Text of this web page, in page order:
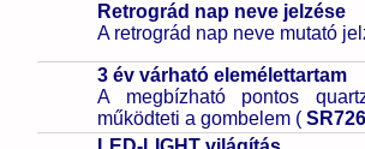
Retrográd nap neve jelzése
A retrográd nap neve mutató
3 év várható elemélettartam
A megbízható pontos
működteti a gombelem (